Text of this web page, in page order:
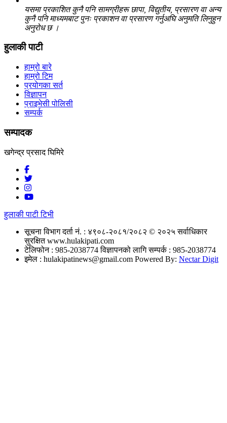
यसमा प्रकाशित कुनै पनि सामग्रीहरू छापा, विद्युतीय, प्रसारण वा अन्य
कुनै पनि माध्यमबाट पुनः प्रकाशन वा प्रसारण गर्नुअघि अनुमति लिनुहुन
अनुरोध छ ।
हुलाकी पाटी
हाम्रो बारे
हाम्रो टिम
प्रयोगका सर्त
विज्ञापन
प्राइभेसी पोलिसी
सम्पर्क
सम्पादक
खगेन्द्र प्रसाद घिमिरे
हुलाकी पाटी टिभी
सूचना विभाग दर्ता नं. : ४९०८-२०८१/२०८२ © २०२५ सर्वाधिकार
सुरक्षित www.hulakipati.com
टेलिफोन : 985-2038774विज्ञापनको लागि सम्पर्क : 985-2038774
इमेल : hulakipatinews@gmail.com Powered By: Nectar Digit